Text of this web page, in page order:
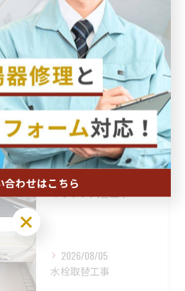
投稿 Recent Posts
2026/08/05
事務所改修
2026/08/05
キッチン入替工事
2026/08/05
水栓取替工事
合わせはこちら